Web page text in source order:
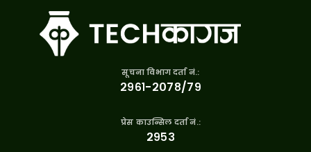
सूचना विभाग दर्ता नं.:
२९६१-२०७८/७९
प्रेस काउन्सिल दर्ता नं.:
२९५३